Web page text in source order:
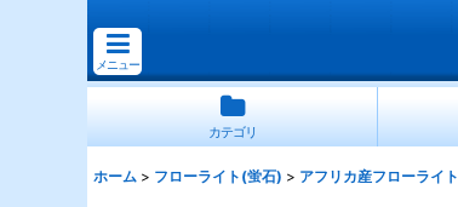
メニュー
カテゴリ
ホーム > フローライト(蛍石) > アフリカ産フローライト